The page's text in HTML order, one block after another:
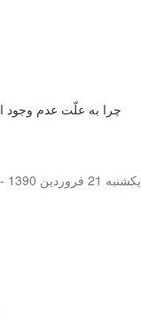
یکشنبه 21 فروردین 1390 - 21:16